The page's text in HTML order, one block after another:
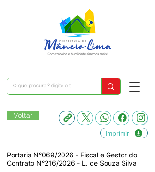
Voltar
Imprimir
Portaria N°069/2026 - Fiscal e Gestor do
Contrato N°216/2026 - L. de Souza Silva